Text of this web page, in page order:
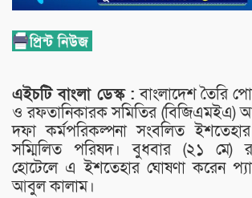
এইচটি বাংলা ডেস্ক : বাংলাদেশ তৈরি
ও রফতানিকারক সমিতির (বিজিএমইএ)
দফা কর্মপরিকল্পনা সংবলিত
সম্মিলিত পরিষদ। বুধবার (২১ মে)
হোটেলে এ ইশতেহার ঘোষণা করেন
আবুল কালাম।